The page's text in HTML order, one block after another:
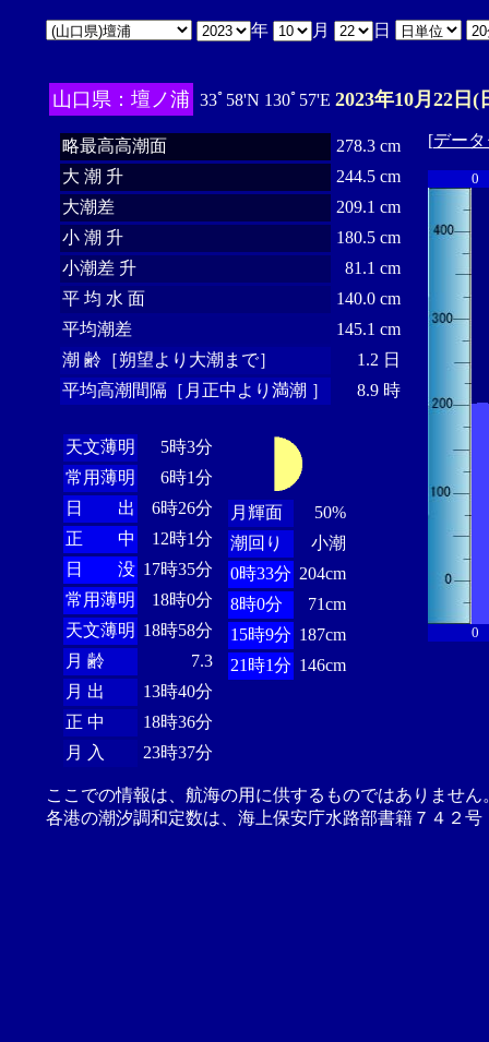
年 月 日
山口県：壇ノ浦 33ﾟ58'N 130ﾟ57'E 2023年10月22日(
略最高高潮面
278.3 cm
大 潮 升
244.5 cm
大潮差
209.1 cm
小 潮 升
180.5 cm
小潮差 升
81.1 cm
平 均 水 面
140.0 cm
平均潮差
145.1 cm
潮 齢［朔望より大潮まで］
1.2 日
平均高潮間隔［月正中より満潮 ］
8.9 時
天文薄明
5時3分
常用薄明
6時1分
日 出
6時26分
正 中
12時1分
日 没 17時35分
常用薄明
18時0分
天文薄明 18時58分
月 齢
7.3
月 出
13時40分
正 中
18時36分
月 入
23時37分
月輝面
50%
潮回り
小潮
0時33分 204cm
8時0分
71cm
15時9分 187cm
21時1分 146cm
[デー
0
0
ここでの情報は、航海の用に供するものではありませ
各港の潮汐調和定数は、海上保安庁水路部書籍７４２